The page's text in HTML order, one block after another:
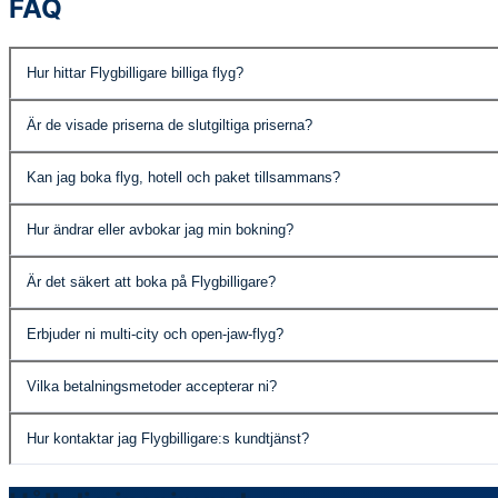
FAQ
Hur hittar Flygbilligare billiga flyg?
system kontrollerar publicerade priser,
Är de visade priserna de slutgiltiga priserna?
Kan jag boka flyg, hotell och paket tillsammans?
Hur ändrar eller avbokar jag min bokning?
kan ha ändringsavgifter. Detaljer visas innan du bekräftar.
Är det säkert att boka på Flygbilligare?
fullständigt skyddade.
Erbjuder ni multi-city och open-jaw-flyg?
bygga din rutt.
Vilka betalningsmetoder accepterar ni?
Hur kontaktar jag Flygbilligare:s kundtjänst?